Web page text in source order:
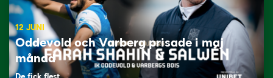
12 JUNI
Oddevold och Varberg prisade i maj
månad